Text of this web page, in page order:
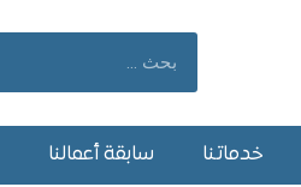
خدماتنا سابقة أعمالنا